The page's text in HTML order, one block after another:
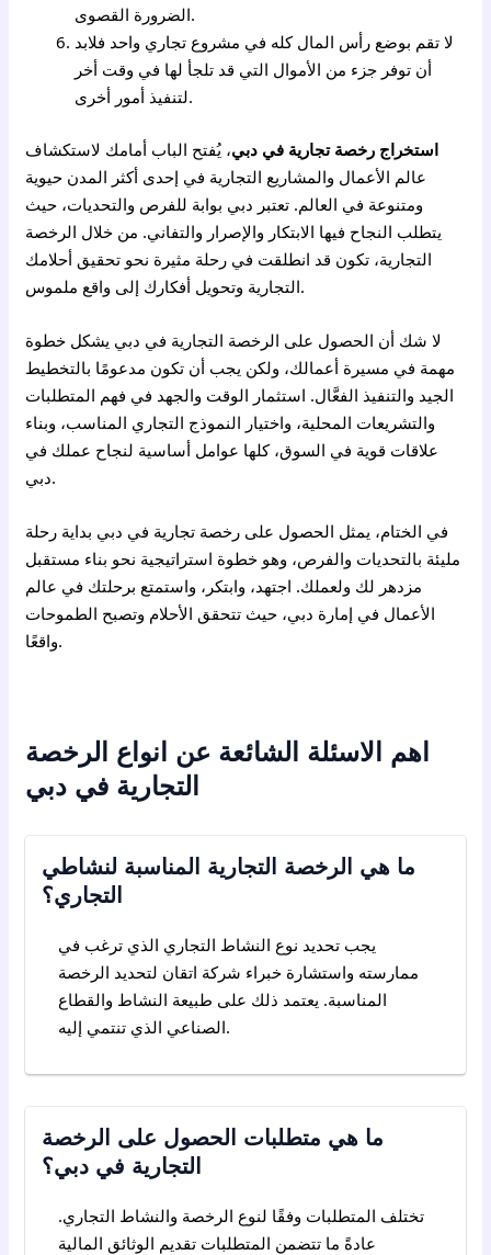
الضرورة القصوى.
لا تقم بوضع رأس المال كله في مشروع تجاري واحد فلابد
أن توفر جزء من الأموال التي قد تلجأ لها في وقت أخر
لتنفيذ أمور أخرى.
استخراج رخصة تجارية في دبي، يُفتح الباب أمامك لاستكشاف
عالم الأعمال والمشاريع التجارية في إحدى أكثر المدن حيوية
ومتنوعة في العالم. تعتبر دبي بوابة للفرص والتحديات، حيث
يتطلب النجاح فيها الابتكار والإصرار والتفاني. من خلال الرخصة
التجارية، تكون قد انطلقت في رحلة مثيرة نحو تحقيق أحلامك
التجارية وتحويل أفكارك إلى واقع ملموس.
لا شك أن الحصول على الرخصة التجارية في دبي يشكل خطوة
مهمة في مسيرة أعمالك، ولكن يجب أن تكون مدعومًا بالتخطيط
الجيد والتنفيذ الفعَّال. استثمار الوقت والجهد في فهم المتطلبات
والتشريعات المحلية، واختيار النموذج التجاري المناسب، وبناء
علاقات قوية في السوق، كلها عوامل أساسية لنجاح عملك في
دبي.
في الختام، يمثل الحصول على رخصة تجارية في دبي بداية رحلة
مليئة بالتحديات والفرص، وهو خطوة استراتيجية نحو بناء مستقبل
مزدهر لك ولعملك. اجتهد، وابتكر، واستمتع برحلتك في عالم
الأعمال في إمارة دبي، حيث تتحقق الأحلام وتصبح الطموحات
واقعًا.
اهم الاسئلة الشائعة عن انواع الرخصة
التجارية في دبي
ما هي الرخصة التجارية المناسبة لنشاطي
التجاري؟
يجب تحديد نوع النشاط التجاري الذي ترغب في
ممارسته واستشارة خبراء شركة اتقان لتحديد الرخصة
المناسبة. يعتمد ذلك على طبيعة النشاط والقطاع
الصناعي الذي تنتمي إليه.
ما هي متطلبات الحصول على الرخصة
التجارية في دبي؟
تختلف المتطلبات وفقًا لنوع الرخصة والنشاط التجاري.
عادةً ما تتضمن المتطلبات تقديم الوثائق المالية